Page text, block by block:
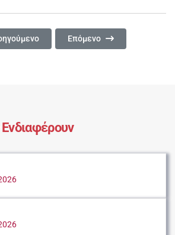
Άρθρο: Κοπή Πίτας Παιγνιοθήκης
Επόμενο Άρθρο: ΠΡΟΒΟΛΗ
Επόμενο
Ενδιαφέρουν
ΣΥΝΑΝΘΡΩΠΟΥΣ ΜΑΣ